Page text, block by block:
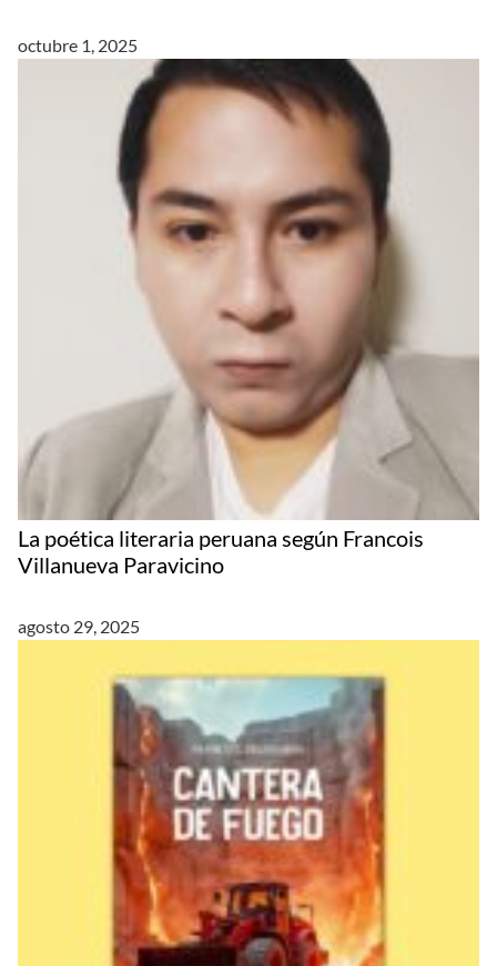
octubre 1, 2025
La poética literaria peruana según Francois
Villanueva Paravicino
agosto 29, 2025